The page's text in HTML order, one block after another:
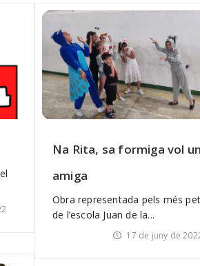
Na Rita, sa formiga vol
amiga
Obra representada pels més
de l’escola Juan de la...
17 de juny de